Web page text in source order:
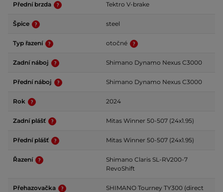
Přední brzda Tektro V-brake
Špice steel
Typ řazení otočné
Zadní náboj Shimano Dynamo Nexus C3000
Přední náboj Shimano Dynamo Nexus C3000
Rok 2024
Zadní plášť Mitas Winner 50-507 (24x1.95)
Přední plášť Mitas Winner 50-507 (24x1.95)
Řazení
Shimano Claris SL-RV200-7
RevoShift
Přehazovačka
SHIMANO Tourney TY300 (direct